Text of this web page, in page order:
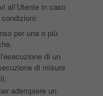
all’Utente in caso
per una o più
di un
di misure
adempiere un